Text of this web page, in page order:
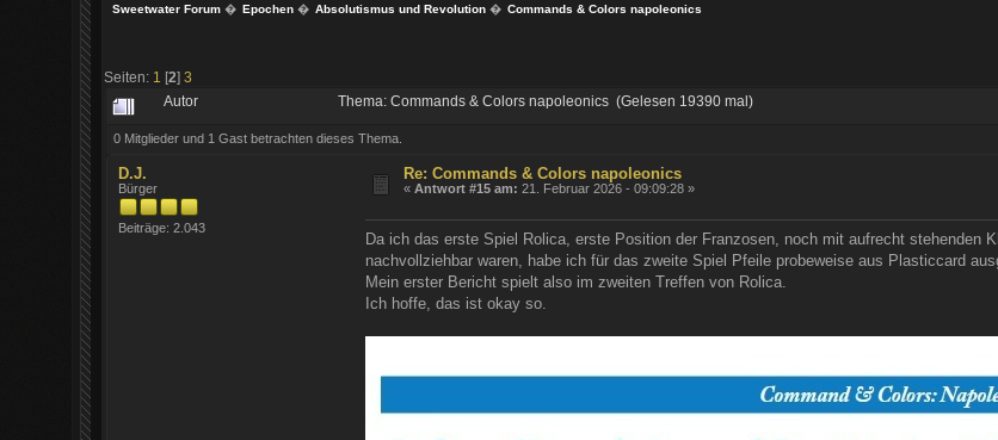
Sweetwater Forum� Epochen� Absolutismus und Revolution� Commands & Colors napoleonics
Seiten: 1 [2]3
Autor Thema: Commands & Colors napoleonics (Gelesen 19390 mal)
0 Mitglieder und 1 Gast betrachten dieses Thema.
D.J.
Bürger
Beiträge: 2.043
Re: Commands & Colors napoleonics
«Antwort #15 am: 21. Februar 2026 - 09:09:28 »
Da ich das erste Spiel Rolica, erste Position der Franzosen, noch mit aufrecht stehenden
nachvollziehbar waren, habe ich für das zweite Spiel Pfeile probeweise aus Plasticcard
Mein erster Bericht spielt also im zweiten Treffen von Rolica.
Ich hoffe, das ist okay so.